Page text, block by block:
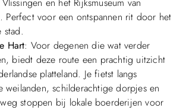
Perfect voor een ontspannen rit door het
stad.
Hart: Voor degenen die wat verder
biedt deze route een prachtig uitzicht
platteland. Je fietst langs
weilanden, schilderachtige dorpjes en
stoppen bij lokale boerderijen voor